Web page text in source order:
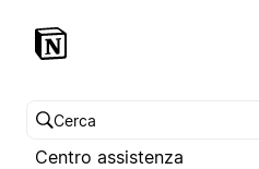
Cerca nel Centro assistenza
Centro assistenza